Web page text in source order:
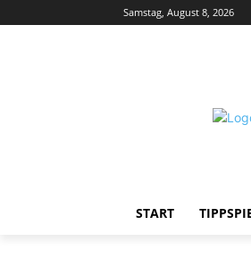
Samstag, August 8, 2026
START